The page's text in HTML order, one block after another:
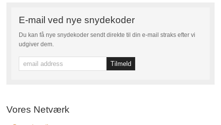
E-mail ved nye snydekoder
Du kan få nye snydekoder sendt direkte til din e-mail straks efter vi
udgiver dem.
Vores Netværk